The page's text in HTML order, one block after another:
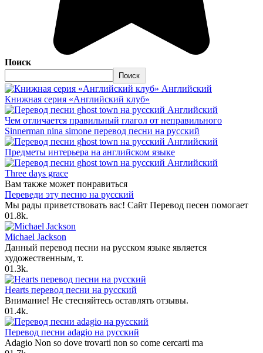
Поиск
Поиск
Английский
Книжная серия «Английский клуб»
Английский
Чем отличается правильный глагол от неправильного
Sinnerman nina simone перевод песни на русский
Английский
Предметы интерьера на английском языке
Английский
Three days grace
Вам также может понравиться
Переведи эту песню на русский
Мы рады приветствовать вас! Сайт Перевод песен помогает
01.8k.
Michael Jackson
Данный перевод песни на русском языке является
художественным, т.
01.3k.
Hearts перевод песни на русский
Внимание! Не стесняйтесь оставлять отзывы.
01.4k.
Перевод песни adagio на русский
Adagio Non so dove trovarti non so come cercarti ma